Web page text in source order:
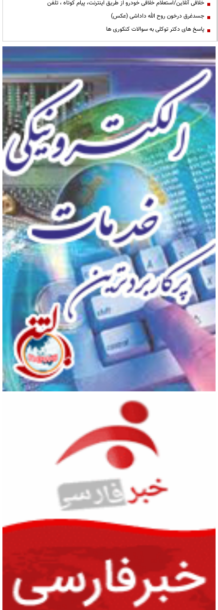
خلافی آنلاین/استعلام خلافی خودرو از طریق اینترنت، پیام کوتاه ، تلفن
جسدغرق درخون روح الله داداشی (عکس)
پاسخ های دکتر توکلی به سوالات کنکوری ها